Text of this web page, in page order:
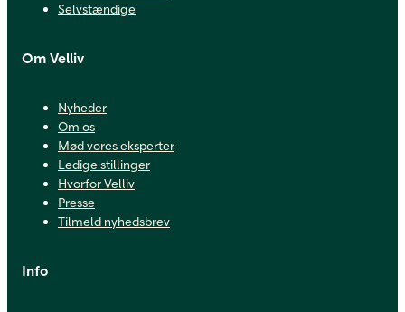
Selvstændige
Om Velliv
Nyheder
Om os
Mød vores eksperter
Ledige stillinger
Hvorfor Velliv
Presse
Tilmeld nyhedsbrev
Info